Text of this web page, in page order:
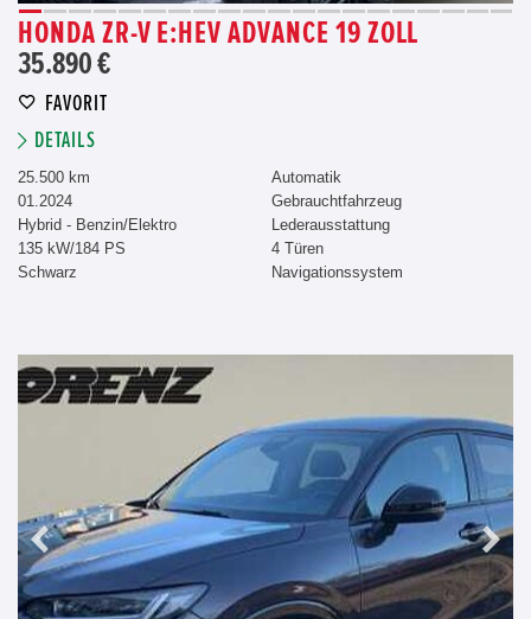
HONDA ZR-V E:HEV ADVANCE 19 ZOLL
35.890 €
FAVORIT
DETAILS
25.500 km
01.2024
Hybrid - Benzin/Elektro
135 kW/184 PS
Schwarz
Automatik
Gebrauchtfahrzeug
Lederausstattung
4 Türen
Navigationssystem